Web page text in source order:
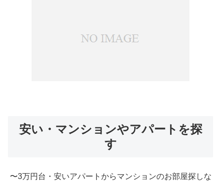
安い・マンションやアパートを探
す
〜3万円台・安いアパートからマンションのお部屋探しな